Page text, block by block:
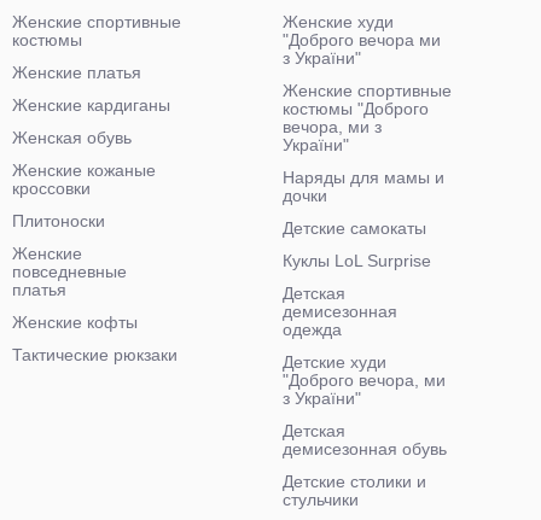
Женские спортивные
костюмы
Женские платья
Женские кардиганы
Женская обувь
Женские кожаные
кроссовки
Плитоноски
Женские
повседневные
платья
Женские кофты
Тактические рюкзаки
Женские худи
"Доброго вечора ми
з України"
Женские спортивные
костюмы "Доброго
вечора, ми з
України"
Наряды для мамы и
дочки
Детские самокаты
Куклы LoL Surprise
Детская
демисезонная
одежда
Детские худи
"Доброго вечора, ми
з України"
Детская
демисезонная обувь
Детские столики и
стульчики